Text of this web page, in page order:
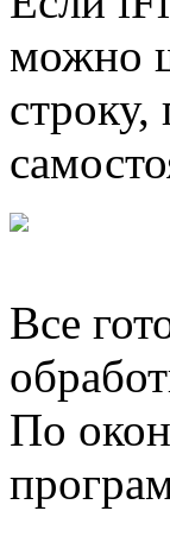
можно
Все
По